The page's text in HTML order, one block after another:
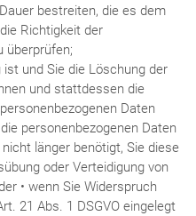
bestreiten, die es dem
Richtigkeit der
überprüfen;
und Sie die Löschung der
und stattdessen die
Daten
personenbezogenen Daten
länger benötigt, Sie diese
oder Verteidigung von
• wenn Sie Widerspruch
21 Abs. 1 DSGVO eingelegt